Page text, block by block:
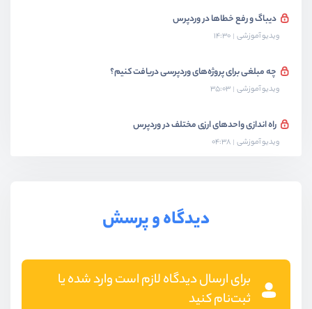
دیباگ و رفع خطاها در وردپرس
ویدیو آموزشی 14:30
چه مبلغی برای پروژه‌های وردپرسی دریافت کنیم؟
ویدیو آموزشی 35:03
راه اندازی واحد‌های ارزی مختلف در وردپرس
ویدیو آموزشی 04:38
دیدگاه و پرسش
برای ارسال دیدگاه لازم است وارد شده یا
ثبت‌نام کنید